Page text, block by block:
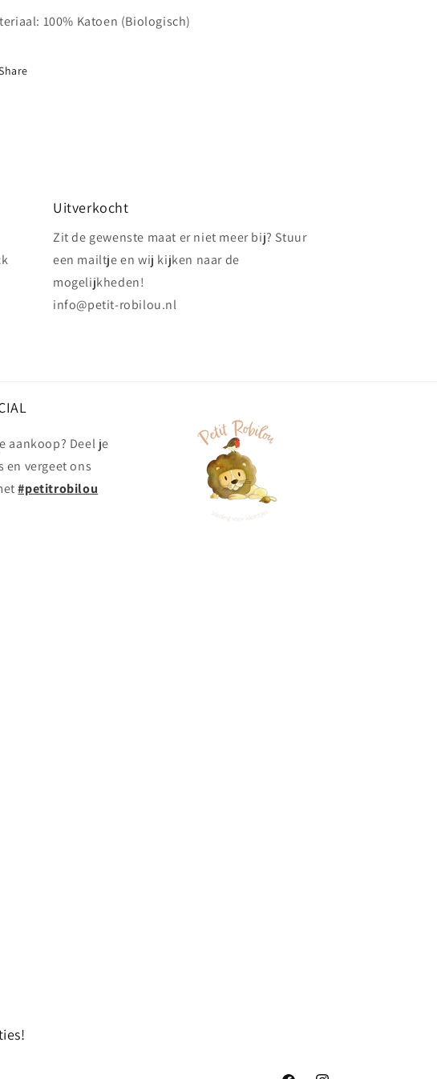
100% Katoen (Biologisch)
Uitverkocht
Zit de gewenste maat er niet meer bij? Stuur
een mailtje en wij kijken naar de
mogelijkheden!
info@petit-robilou.nl
aankoop? Deel je
vergeet ons
#petitrobilou